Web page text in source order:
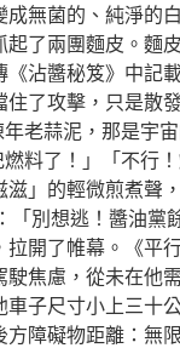
無菌的、純淨的
了兩團麵皮。麵
沾醬秘笈》中記
了攻擊，只是散
老蒜泥，那是宇宙
料了！」「不行
」的輕微煎煮聲
「別想逃！醬油黨
開了帷幕。《平
焦慮，從未在他
子尺寸小上三十
障礙物距離：無